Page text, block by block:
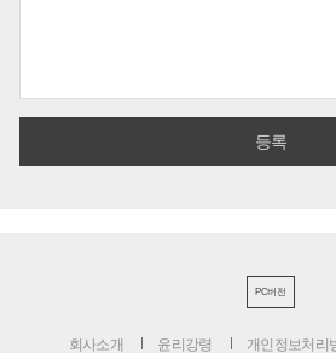
PC버전
회사소개 윤리강령 개인정보처리